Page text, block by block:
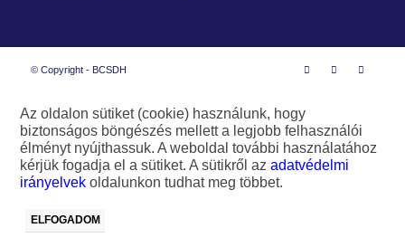
© Copyright - BCSDH
Az oldalon sütiket (cookie) használunk, hogy
biztonságos böngészés mellett a legjobb felhasználói
élményt nyújthassuk. A weboldal további használatához
kérjük fogadja el a sütiket. A sütikről azadatvédelmi
irányelvek oldalunkon tudhat meg többet.
ELFOGADOM